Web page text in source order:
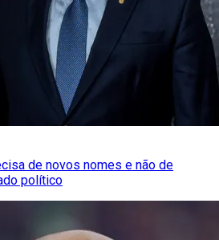
de novos nomes e não de
político